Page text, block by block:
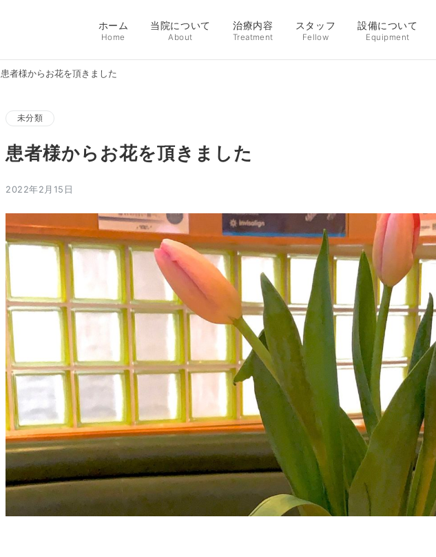
ホーム
Home
当院について
About
治療内容
Treatment
スタッフ
Fellow
設備について
Equipment
患者様からお花を頂きました
未分類
患者様からお花を頂きました
2022年2月15日